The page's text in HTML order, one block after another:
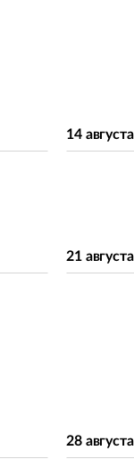
14 августа
21 августа
28 августа